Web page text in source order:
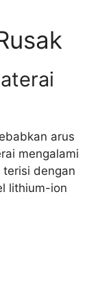
arus
mengalami
dengan
lithium-ion